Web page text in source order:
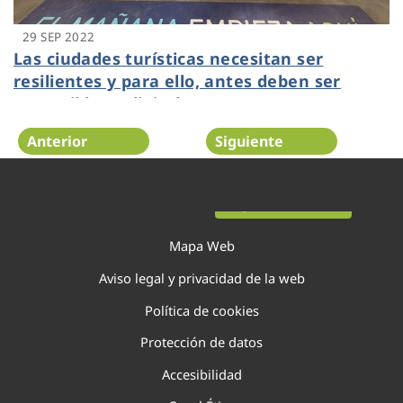
29 SEP 2022
Las ciudades turísticas necesitan ser
resilientes y para ello, antes deben ser
sostenibles y digitales
Anterior Siguiente
Mapa Web
Aviso legal y privacidad de la web
Política de cookies
Protección de datos
Accesibilidad